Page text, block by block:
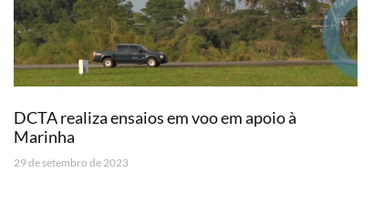
DCTA realiza ensaios em voo em apoio à
Marinha
29 de setembro de 2023